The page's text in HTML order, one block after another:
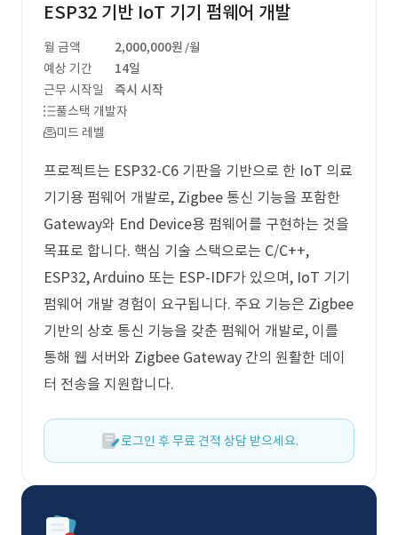
ESP32 기반 IoT 기기 펌웨어 개발
월 금액 2,000,000원 /월
예상 기간
14일
근무 시작일
즉시 시작
풀스택 개발자
미드 레벨
프로젝트는 ESP32-C6 기판을 기반으로 한 IoT 의료
기기용 펌웨어 개발로, Zigbee 통신 기능을 포함한
Gateway와 End Device용 펌웨어를 구현하는 것을
목표로 합니다. 핵심 기술 스택으로는 C/C++,
ESP32, Arduino 또는 ESP-IDF가 있으며, IoT 기기
펌웨어 개발 경험이 요구됩니다. 주요 기능은 Zigbee
기반의 상호 통신 기능을 갖춘 펌웨어 개발로, 이를
통해 웹 서버와 Zigbee Gateway 간의 원활한 데이
터 전송을 지원합니다.
로그인 후 무료 견적 상담 받으세요.